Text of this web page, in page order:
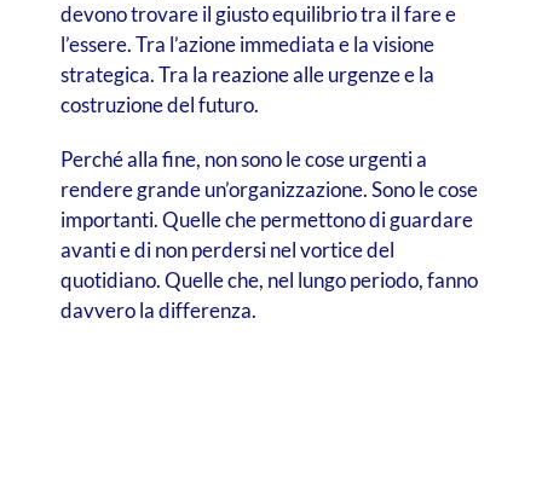
devono trovare il giusto equilibrio tra il fare e
l’essere. Tra l’azione immediata e la visione
strategica. Tra la reazione alle urgenze e la
costruzione del futuro.
Perché alla fine, non sono le cose urgenti a
rendere grande un’organizzazione. Sono le cose
importanti. Quelle che permettono di guardare
avanti e di non perdersi nel vortice del
quotidiano. Quelle che, nel lungo periodo, fanno
davvero la differenza.